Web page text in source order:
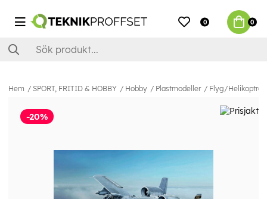
0 0
Hem SPORT, FRITID & HOBBY Hobby Plastmodeller Flyg/Helikoptrar
-20%